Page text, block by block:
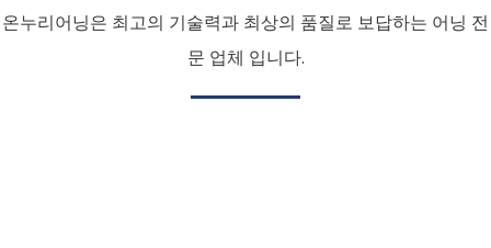
온누리어닝은 최고의 기술력과 최상의 품질로 보답하는 어닝 전
문 업체 입니다.